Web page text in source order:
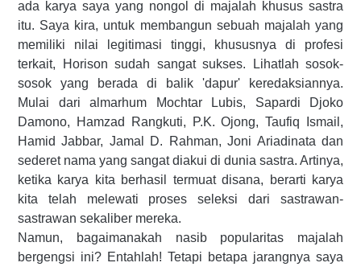
ada karya saya yang nongol di majalah khusus sastra
itu. Saya kira, untuk membangun sebuah majalah yang
memiliki nilai legitimasi tinggi, khususnya di profesi
terkait, Horison sudah sangat sukses. Lihatlah sosok-
sosok yang berada di balik 'dapur' keredaksiannya.
Mulai dari almarhum Mochtar Lubis, Sapardi Djoko
Damono, Hamzad Rangkuti, P.K. Ojong, Taufiq Ismail,
Hamid Jabbar, Jamal D. Rahman, Joni Ariadinata dan
sederet nama yang sangat diakui di dunia sastra. Artinya,
ketika karya kita berhasil termuat disana, berarti karya
kita telah melewati proses seleksi dari sastrawan-
sastrawan sekaliber mereka.
Namun, bagaimanakah nasib popularitas majalah
bergengsi ini? Entahlah! Tetapi betapa jarangnya saya